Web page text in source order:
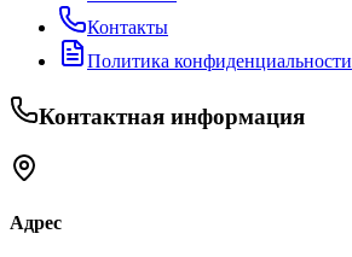
Контакты
Политика конфиденциальности
Контактная информация
Адрес